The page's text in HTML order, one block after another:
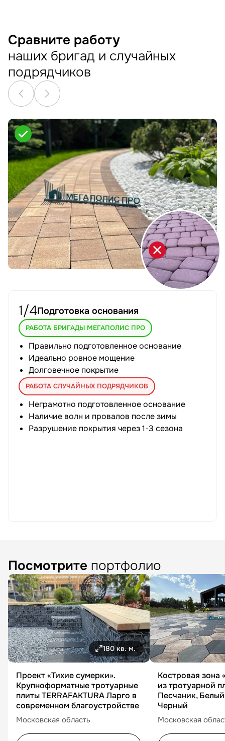
Сравните работу
наших бригад и случайных
подрядчиков
1/4Подготовка основания
РАБОТА БРИГАДЫ МЕГАПОЛИС ПРО
Правильно подготовленное основание
Идеально ровное мощение
Долговечное покрытие
РАБОТА СЛУЧАЙНЫХ ПОДРЯДЧИКОВ
Неграмотно подготовленное основание
Наличие волн и провалов после зимы
Разрушение покрытия через 1-3 сезона
Посмотрите портфолио
180 кв. м.
Проект «Тихие сумерки».
Крупноформатные тротуарные
плиты TERRAFAKTURA Ларго в
современном благоустройстве
Московская область
Костровая зона
из тротуарной
Песчаник,
Черный
Московская